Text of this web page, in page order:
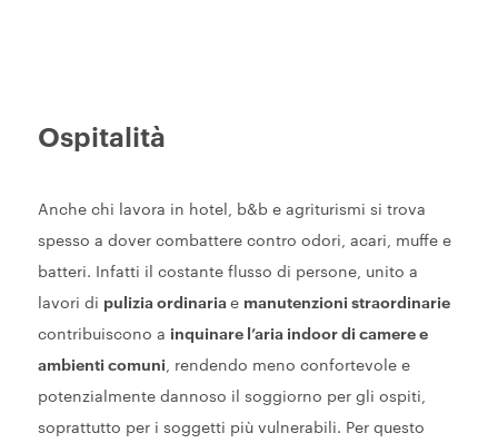
Ospitalità
Anche chi lavora in hotel, b&b e agriturismi si trova
spesso a dover combattere contro odori, acari, muffe e
batteri. Infatti il costante flusso di persone, unito a
lavori di pulizia ordinaria e manutenzioni straordinarie
contribuiscono a inquinare l’aria indoor di camere e
ambienti comuni, rendendo meno confortevole e
potenzialmente dannoso il soggiorno per gli ospiti,
soprattutto per i soggetti più vulnerabili. Per questo